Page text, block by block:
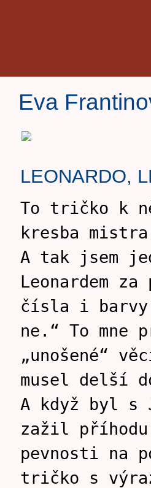
Eva
LEONARDO,
To tričko k
kresba
A tak jsem
Leonardem
čísla i barvy.
ne.“ To mne
„unošené“
musel delší
A když byl s
zažil
pevnosti na
tričko s